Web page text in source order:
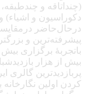
(چنداتاقه و
دکوراسیون و اشیاء)
درحال‌حاضر درمقایسه
پیشرفته‌ترین و
بیش از هزار
پربازدیدترین گالری
کردن اولین